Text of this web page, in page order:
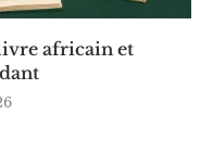
africain et